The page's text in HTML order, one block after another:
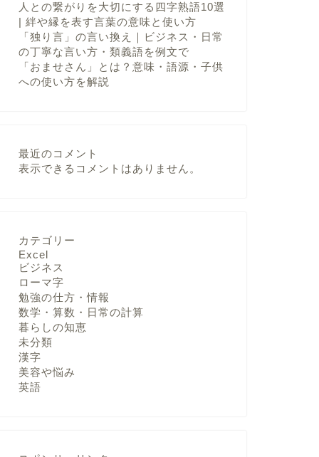
人との繋がりを大切にする四字熟語10選
| 絆や縁を表す言葉の意味と使い方
「独り言」の言い換え｜ビジネス・日常
の丁寧な言い方・類義語を例文で
「おませさん」とは？意味・語源・子供
への使い方を解説
最近のコメント
表示できるコメントはありません。
カテゴリー
Excel
ビジネス
ローマ字
勉強の仕方・情報
数学・算数・日常の計算
暮らしの知恵
未分類
漢字
美容や悩み
英語